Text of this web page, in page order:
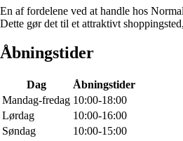
En af fordelene ved at handle hos
Dette gør det til et attraktivt
Åbningstider
Dag
Åbningstider
Mandag-fredag 10:00-18:00
Lørdag
10:00-16:00
Søndag
10:00-15:00